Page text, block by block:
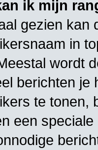
ik mijn
gezien kan
in
wordt
berichten je
te tonen,
een